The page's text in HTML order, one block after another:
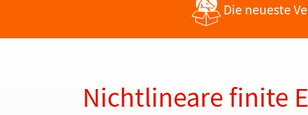
Zurück zu den neuesten FeaturesDie neueste
Nichtlineare finite